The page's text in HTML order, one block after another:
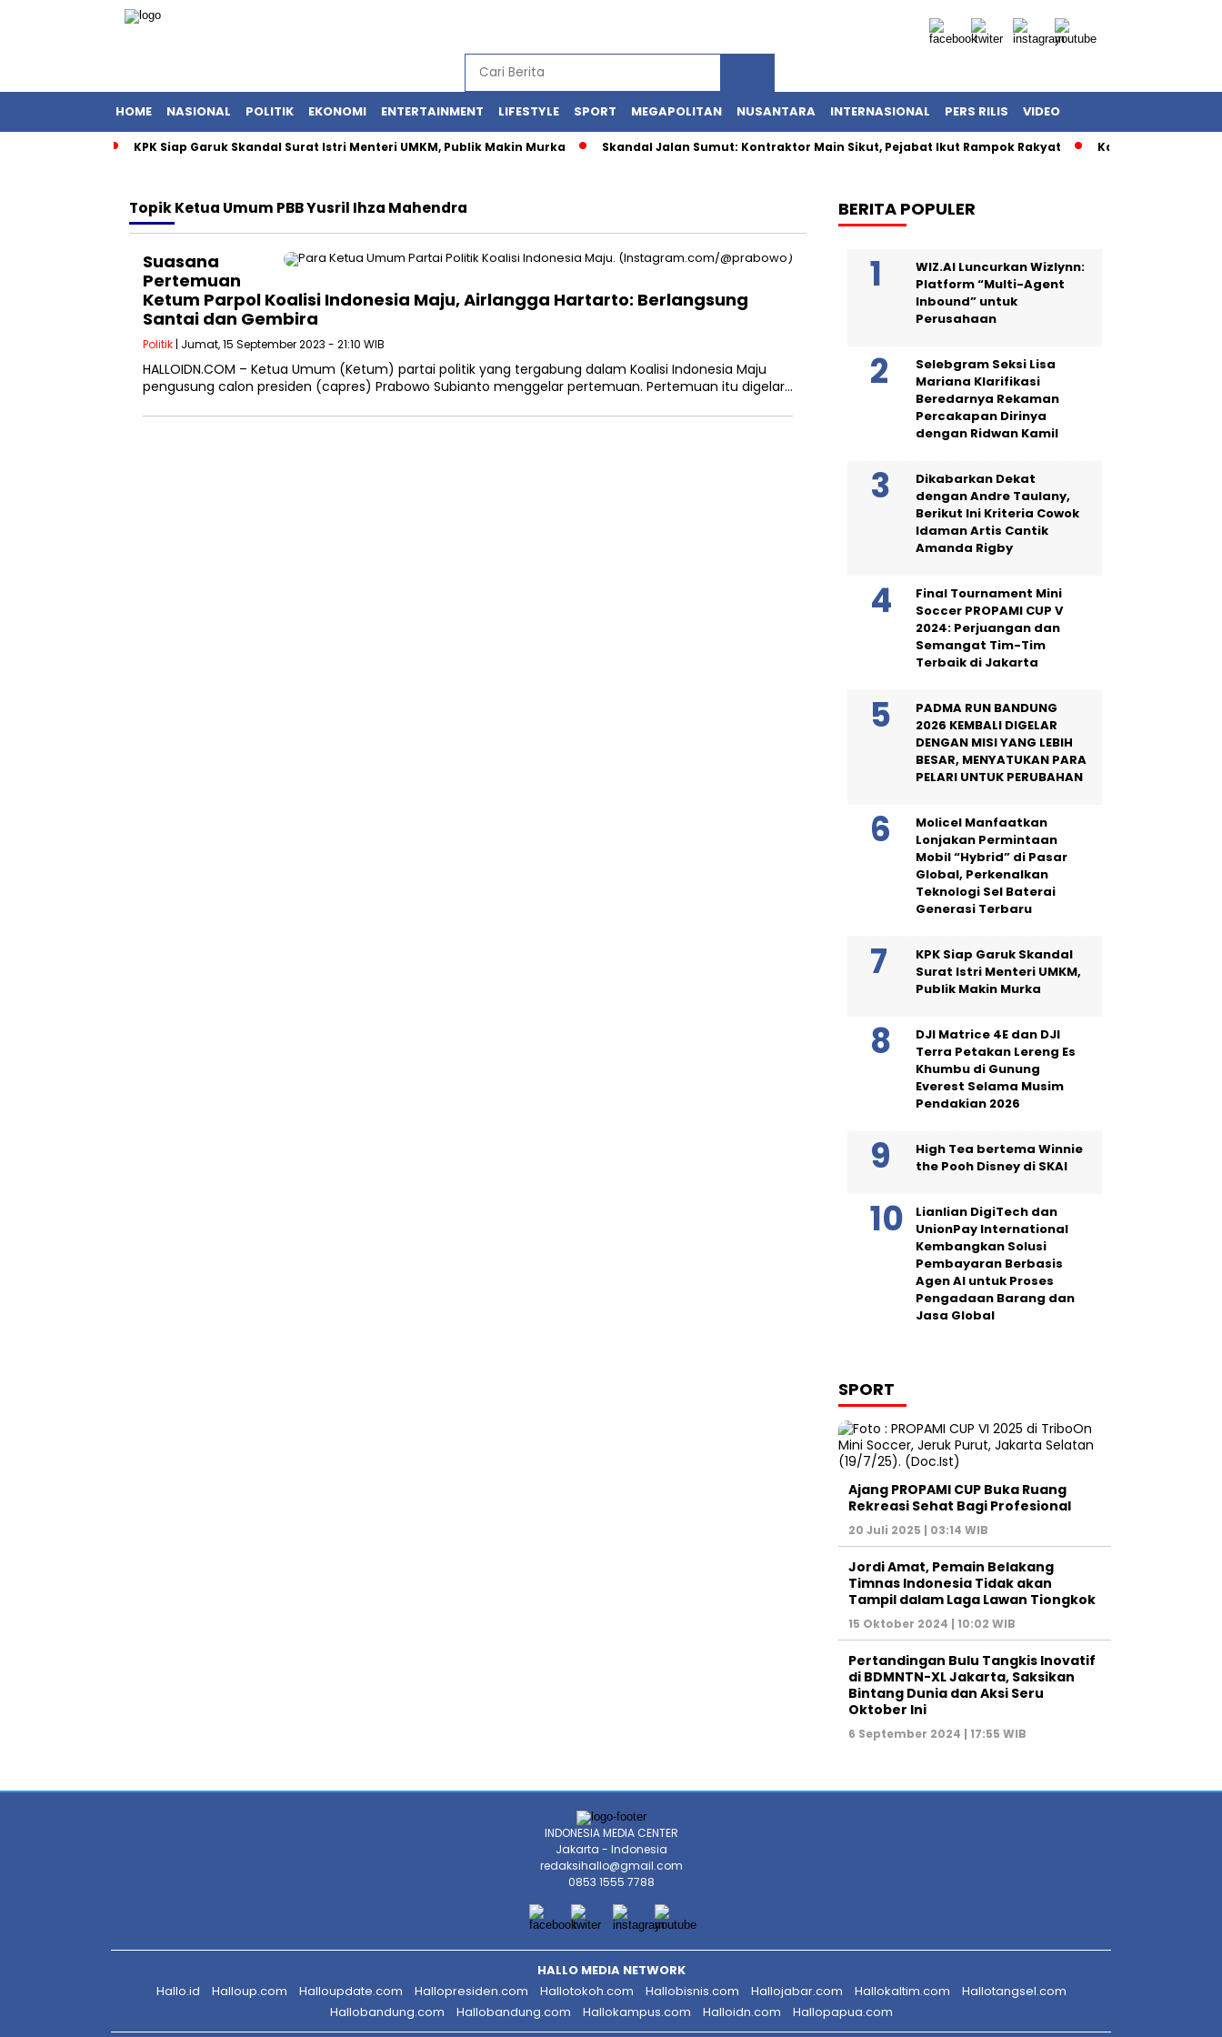
HOME NASIONAL POLITIK EKONOMI ENTERTAINMENT LIFESTYLE SPORT MEGAPOLITAN NUSANTARA INTERNASIONAL PERS RILIS VIDEO
KPK Siap Garuk Skandal Surat Istri Menteri UMKM, Publik Makin Murka Skandal Jalan Sumut: Kontraktor Main Sikut, Pejabat Ikut Rampok Rakyat Kasus Korupsi
TopikKetua Umum PBB Yusril Ihza Mahendra
Suasana
Pertemuan
Ketum Parpol Koalisi Indonesia Maju, Airlangga Hartarto: Berlangsung
Santai dan Gembira
Politik | Jumat, 15 September 2023 - 21:10 WIB
HALLOIDN.COM – Ketua Umum (Ketum) partai politik yang tergabung dalam Koalisi Indonesia Maju
pengusung calon presiden (capres) Prabowo Subianto menggelar pertemuan. Pertemuan itu digelar…
BERITA POPULER
WIZ.AI Luncurkan Wizlynn:
Platform “Multi-Agent
Inbound” untuk
Perusahaan
Selebgram Seksi Lisa
Mariana Klarifikasi
Beredarnya Rekaman
Percakapan Dirinya
dengan Ridwan Kamil
Dikabarkan Dekat
dengan Andre Taulany,
Berikut Ini Kriteria Cowok
Idaman Artis Cantik
Amanda Rigby
Final Tournament Mini
Soccer PROPAMI CUP V
2024: Perjuangan dan
Semangat Tim-Tim
Terbaik di Jakarta
PADMA RUN BANDUNG
2026 KEMBALI DIGELAR
DENGAN MISI YANG LEBIH
BESAR, MENYATUKAN PARA
PELARI UNTUK PERUBAHAN
Molicel Manfaatkan
Lonjakan Permintaan
Mobil “Hybrid” di Pasar
Global, Perkenalkan
Teknologi Sel Baterai
Generasi Terbaru
KPK Siap Garuk Skandal
Surat Istri Menteri UMKM,
Publik Makin Murka
DJI Matrice 4E dan DJI
Terra Petakan Lereng Es
Khumbu di Gunung
Everest Selama Musim
Pendakian 2026
High Tea bertema Winnie
the Pooh Disney di SKAI
Lianlian DigiTech dan
UnionPay International
Kembangkan Solusi
Pembayaran Berbasis
Agen AI untuk Proses
Pengadaan Barang dan
Jasa Global
SPORT
Ajang PROPAMI CUP Buka Ruang
Rekreasi Sehat Bagi Profesional
20 Juli 2025 | 03:14 WIB
Jordi Amat, Pemain Belakang
Timnas Indonesia Tidak akan
Tampil dalam Laga Lawan Tiongkok
15 Oktober 2024 | 10:02 WIB
Pertandingan Bulu Tangkis Inovatif
di BDMNTN-XL Jakarta, Saksikan
Bintang Dunia dan Aksi Seru
Oktober Ini
6 September 2024 | 17:55 WIB
INDONESIA MEDIA CENTER
Jakarta - Indonesia
redaksihallo@gmail.com
0853 1555 7788
HALLO MEDIA NETWORK
Hallo.id
Halloup.com Halloupdate.com Hallopresiden.com Hallotokoh.com Hallobisnis.com Hallojabar.com Hallokaltim.com
Hallotangsel.com
Hallobandung.com
Hallobandung.com Hallokampus.com Halloidn.com Hallopapua.com